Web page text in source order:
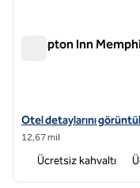
Hampton Inn
Hampton Inn Memphis-
Otel detaylarını
12,67 mil
Ücretsiz kahvaltı